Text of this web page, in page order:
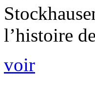
l’histoire
voir